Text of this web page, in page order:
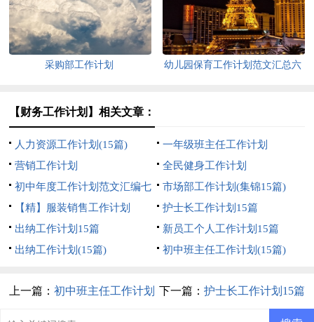
采购部工作计划
幼儿园保育工作计划范文汇总六
【财务工作计划】相关文章：
人力资源工作计划(15篇)
一年级班主任工作计划
营销工作计划
全民健身工作计划
初中年度工作计划范文汇编七
篇
市场部工作计划(集锦15篇)
【精】服装销售工作计划
护士长工作计划15篇
出纳工作计划15篇
新员工个人工作计划15篇
出纳工作计划(15篇)
初中班主任工作计划(15篇)
上一篇：初中班主任工作计划 下一篇： 护士长工作计划15篇